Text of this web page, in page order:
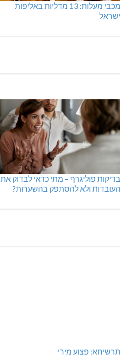
מכבי מעלות: 13 מדליות באליפות
ישראל
בדיקות פוליגרף – מתי כדאי לבדוק את
העובדות ולא להסתפק בהשערות?
תרשיחא: פצוע מירי